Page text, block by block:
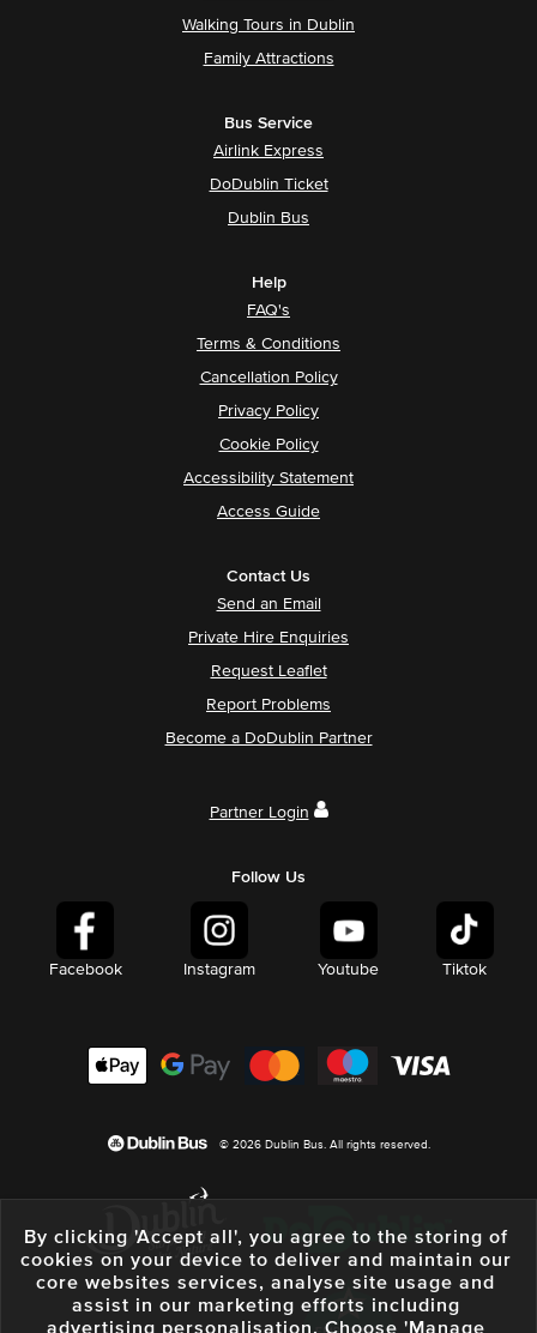
Walking Tours in Dublin
Family Attractions
Bus Service
Airlink Express
DoDublin Ticket
Dublin Bus
Help
FAQ's
Terms & Conditions
Cancellation Policy
Privacy Policy
Cookie Policy
Accessibility Statement
Access Guide
Contact Us
Send an Email
Private Hire Enquiries
Request Leaflet
Report Problems
Become a DoDublin Partner
Partner Login
Follow Us
Facebook Instagram Youtube Tiktok
© 2026 Dublin Bus. All rights reserved.
By clicking 'Accept all', you agree to the storing of
cookies on your device to deliver and maintain our
core websites services, analyse site usage and
assist in our marketing efforts including
advertising personalisation. Choose 'Manage